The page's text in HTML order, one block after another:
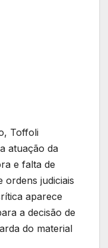
Toffoli
atuação da
e falta de
ordens judiciais
aparece
a decisão de
do material